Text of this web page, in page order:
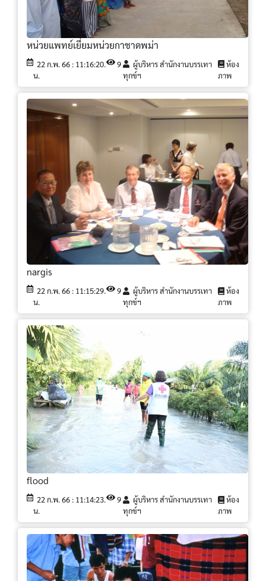
หน่วยแพทย์เยี่ยมหน่วยกาชาดพม่า
22 ก.พ. 66 : 11:16:20.
น.
9
ผู้บริหาร สำนักงานบรรเทา
ทุกข์ฯ
ห้อง
ภาพ
nargis
22 ก.พ. 66 : 11:15:29.
น.
9
ผู้บริหาร สำนักงานบรรเทา
ทุกข์ฯ
ห้อง
ภาพ
flood
22 ก.พ. 66 : 11:14:23.
น.
9
ผู้บริหาร สำนักงานบรรเทา
ทุกข์ฯ
ห้อง
ภาพ